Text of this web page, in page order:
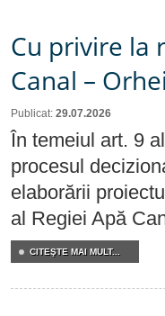
Cu privire la
Canal –
Publicat: 29.07.2026
În temeiul art. 9
procesul
elaborării
al Regiei Apă
CITEŞTE MAI MULT...